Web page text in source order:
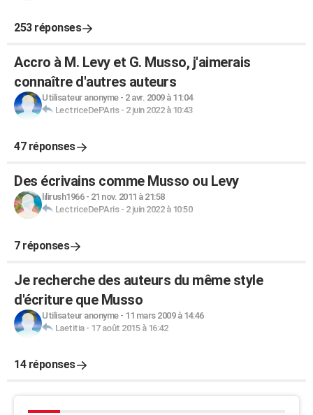
253 réponses
Accro à M. Levy et G. Musso, j'aimerais
connaître d'autres auteurs
Utilisateur anonyme- 2 avr. 2009 à 11:04
LectriceDePAris- 2 juin 2022 à 10:43
47 réponses
Des écrivains comme Musso ou Levy
lilirush1966- 21 nov. 2011 à 21:58
LectriceDePAris- 2 juin 2022 à 10:50
7 réponses
Je recherche des auteurs du même style
d'écriture que Musso
Utilisateur anonyme- 11 mars 2009 à 14:46
Laetitia- 17 août 2015 à 16:42
14 réponses